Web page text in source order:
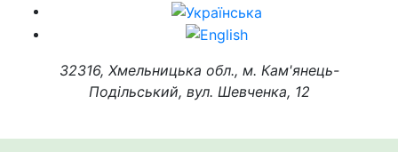
32316, Хмельницька обл., м. Кам'янець-
Подільський, вул. Шевченка, 12